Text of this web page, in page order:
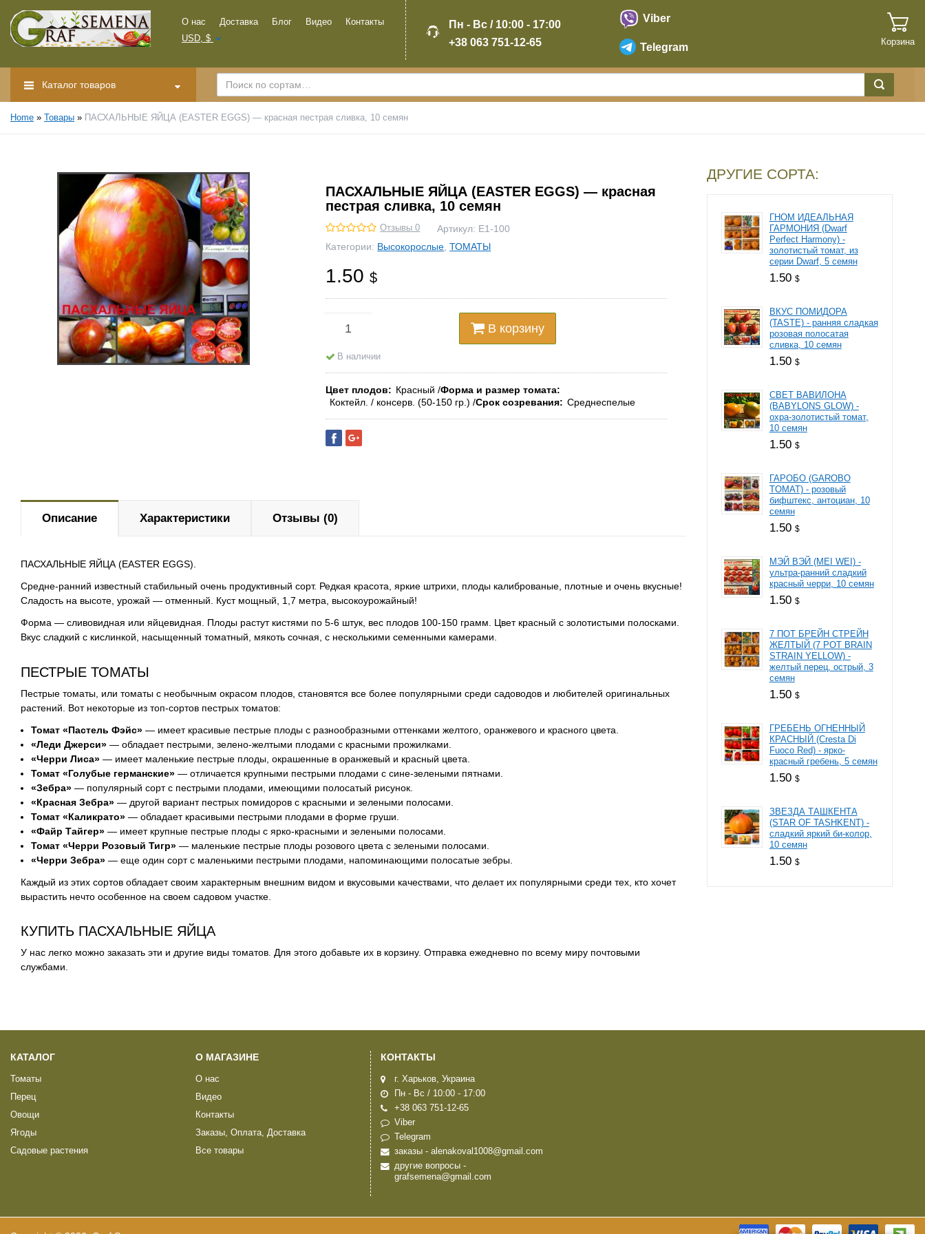
О нас Доставка Блог Видео
Контакты
USD, $
Пн - Вс / 10:00 - 17:00
+38 063 751-12-65
Viber
Telegram Корзина
Каталог товаров
Home » Товары » ПАСХАЛЬНЫЕ ЯЙЦА (EASTER EGGS) — красная пестрая сливка, 10 семян
ПАСХАЛЬНЫЕ ЯЙЦА (EASTER EGGS) — красная
пестрая сливка, 10 семян
Отзывы 0 Артикул: Е1-100
Категории: Высокорослые ,ТОМАТЫ
1.50$
В корзину
В наличии
Цвет плодов Красный Форма и размер томата
Коктейл. / консерв. (50-150 гр.) Срок созревания Среднеспелые
Описание
ПАСХАЛЬНЫЕ ЯЙЦА (EASTER EGGS).
Средне-ранний известный стабильный очень продуктивный сорт. Редкая красота, яркие штрихи, плоды калиброваные, плотные и очень вкусные!
Сладость на высоте, урожай — отменный. Куст мощный, 1,7 метра, высокоурожайный!
Форма — сливовидная или яйцевидная. Плоды растут кистями по 5-6 штук, вес плодов 100-150 грамм. Цвет красный с золотистыми полосками.
Вкус сладкий с кислинкой, насыщенный томатный, мякоть сочная, с несколькими семенными камерами.
ПЕСТРЫЕ ТОМАТЫ
Пестрые томаты, или томаты с необычным окрасом плодов, становятся все более популярными среди садоводов и любителей оригинальных
растений. Вот некоторые из топ-сортов пестрых томатов:
Томат «Пастель Фэйс» — имеет красивые пестрые плоды с разнообразными оттенками желтого, оранжевого и красного цвета.
«Леди Джерси» — обладает пестрыми, зелено-желтыми плодами с красными прожилками.
«Черри Лиса» — имеет маленькие пестрые плоды, окрашенные в оранжевый и красный цвета.
Томат «Голубые германские» — отличается крупными пестрыми плодами с сине-зелеными пятнами.
«Зебра» — популярный сорт с пестрыми плодами, имеющими полосатый рисунок.
«Красная Зебра» — другой вариант пестрых помидоров с красными и зелеными полосами.
Томат «Каликрато» — обладает красивыми пестрыми плодами в форме груши.
«Файр Тайгер» — имеет крупные пестрые плоды с ярко-красными и зелеными полосами.
Томат «Черри Розовый Тигр» — маленькие пестрые плоды розового цвета с зелеными полосами.
«Черри Зебра» — еще один сорт с маленькими пестрыми плодами, напоминающими полосатые зебры.
Каждый из этих сортов обладает своим характерным внешним видом и вкусовыми качествами, что делает их популярными среди тех, кто хочет
вырастить нечто особенное на своем садовом участке.
КУПИТЬ ПАСХАЛЬНЫЕ ЯЙЦА
У нас легко можно заказать эти и другие виды томатов. Для этого добавьте их в корзину. Отправка ежедневно по всему миру почтовыми
службами.
Характеристики Отзывы (0)
ДРУГИЕ СОРТА:
ГНОМ ИДЕАЛЬНАЯ
ГАРМОНИЯ (Dwarf
Perfect Harmony) -
золотистый томат, из
серии Dwarf, 5 семян
1.50 $
ВКУС ПОМИДОРА
(TASTE) - ранняя сладкая
розовая полосатая
сливка, 10 семян
1.50 $
СВЕТ ВАВИЛОНА
(BABYLONS GLOW) -
охра-золотистый томат,
10 семян
1.50 $
ГАРОБО (GAROBO
TOMAT) - розовый
бифштекс, антоциан, 10
семян
1.50 $
МЭЙ ВЭЙ (MEI WEI) -
ультра-ранний сладкий
красный черри, 10 семян
1.50 $
7 ПОТ БРЕЙН СТРЕЙН
ЖЕЛТЫЙ (7 РОТ BRAIN
STRAIN YELLOW) -
желтый перец, острый, 3
семян
1.50 $
ГРЕБЕНЬ ОГНЕННЫЙ
КРАСНЫЙ (Cresta Di
Fuoco Red) - ярко-
красный гребень, 5 семян
1.50 $
ЗВЕЗДА ТАШКЕНТА
(STAR OF TASHKENT) -
сладкий яркий би-колор,
10 семян
1.50 $
КАТАЛОГ
Томаты
Перец
Овощи
Ягоды
Садовые растения
О МАГАЗИНЕ
О нас
Видео
Контакты
Заказы, Оплата, Доставка
Все товары
КОНТАКТЫ
г. Харьков, Украина
Пн - Вс / 10:00 - 17:00
+38 063 751-12-65
Viber
Telegram
заказы - alenakoval1008@gmail.com
другие вопросы -
grafsemena@gmail.com